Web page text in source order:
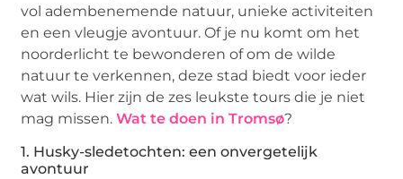
vol adembenemende natuur, unieke activiteiten
en een vleugje avontuur. Of je nu komt om het
noorderlicht te bewonderen of om de wilde
natuur te verkennen, deze stad biedt voor ieder
wat wils. Hier zijn de zes leukste tours die je niet
mag missen.Wat te doen in Tromsø?
1. Husky-sledetochten: een onvergetelijk
avontuur